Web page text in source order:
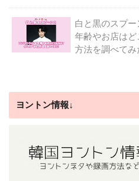
白と黒のスプ
年齢やお店は
方法を調べてみ
ヨントン情報↓